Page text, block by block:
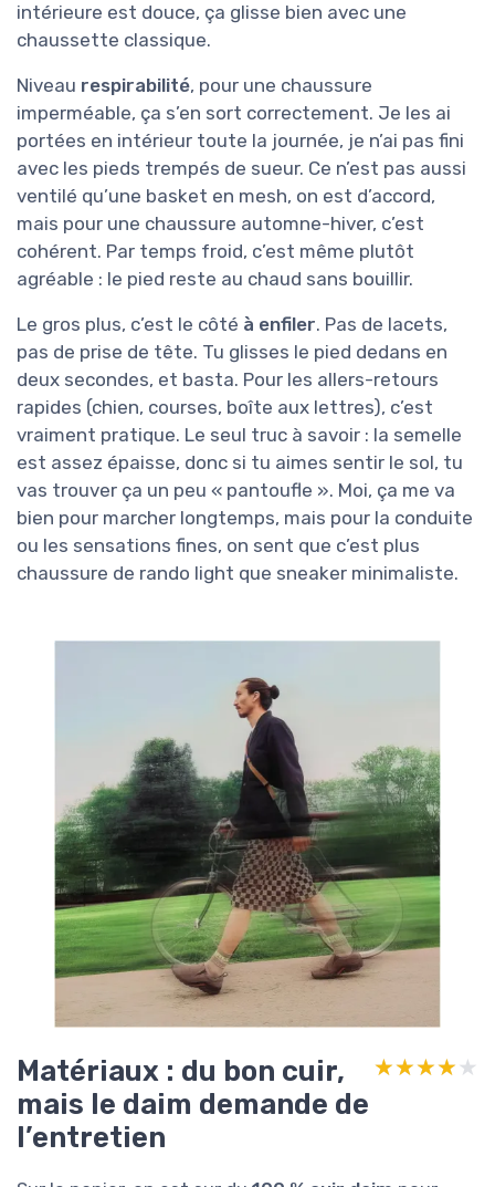
intérieure est douce, ça glisse bien avec une
chaussette classique.
Niveau respirabilité, pour une chaussure
imperméable, ça s’en sort correctement. Je les ai
portées en intérieur toute la journée, je n’ai pas fini
avec les pieds trempés de sueur. Ce n’est pas aussi
ventilé qu’une basket en mesh, on est d’accord,
mais pour une chaussure automne-hiver, c’est
cohérent. Par temps froid, c’est même plutôt
agréable : le pied reste au chaud sans bouillir.
Le gros plus, c’est le côté à enfiler. Pas de lacets,
pas de prise de tête. Tu glisses le pied dedans en
deux secondes, et basta. Pour les allers-retours
rapides (chien, courses, boîte aux lettres), c’est
vraiment pratique. Le seul truc à savoir : la semelle
est assez épaisse, donc si tu aimes sentir le sol, tu
vas trouver ça un peu « pantoufle ». Moi, ça me va
bien pour marcher longtemps, mais pour la conduite
ou les sensations fines, on sent que c’est plus
chaussure de rando light que sneaker minimaliste.
Matériaux : du bon cuir,
mais le daim demande de
l’entretien
★★★★★
★★★★★